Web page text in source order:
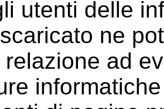
utenti delle
ne
ad